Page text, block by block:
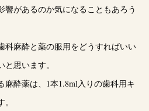
響があるのか気になることもあろう
科麻酔と薬の服用をどうすればいい
思います。
麻酔薬は、1本1.8ml入りの歯科用キ